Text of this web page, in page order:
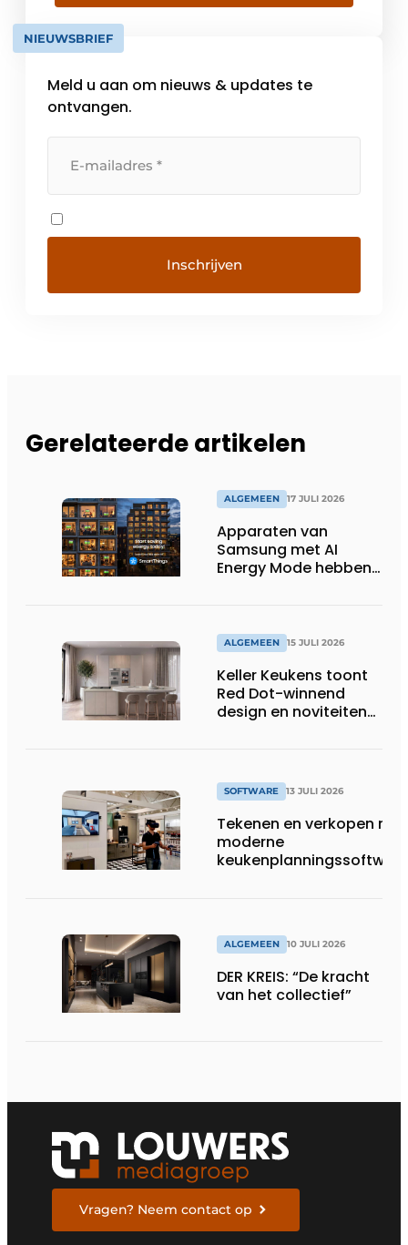
integreerbare modellen die speciaal zijn
ontwikkeld voor een Side-By-Side opstelling.
Zo kunt […]
NIEUWSBRIEF
Meld u aan om nieuws & updates te
ontvangen.
Gerelateerde artikelen
ALGEMEEN 17 JULI 2026
Apparaten van
Samsung met AI
Energy Mode hebben
huishoudens, wat
overeenkomt met het
wassen van 22.023.110
voetbalshirts
ALGEMEEN 15 JULI 2026
Keller Keukens toont
Red Dot-winnend
design en noviteiten
SOFTWARE 13 JULI 2026
Tekenen en verkopen met
moderne
keukenplanningssoftware
ALGEMEEN 10 JULI 2026
DER KREIS: “De kracht
van het collectief”
Vragen? Neem contact op